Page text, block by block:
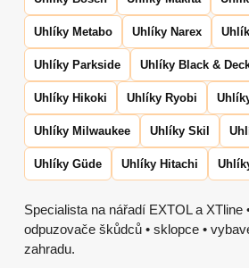
Uhlíky Metabo Uhlíky Narex
Uhlíky Parkside Uhlíky Black &
Uhlíky Hikoki Uhlíky Ryobi
Uhlíky Milwaukee Uhlíky Skil
Uhlíky Güde Uhlíky Hitachi
Specialista na nářadí EXTOL a XTline
odpuzovače škůdců • sklopce •
zahradu.